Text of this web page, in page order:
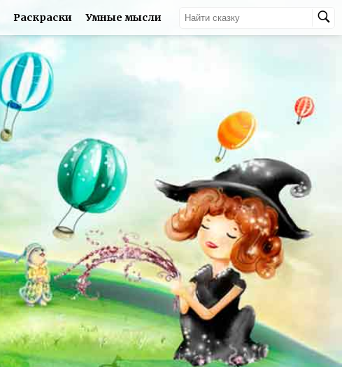
Раскраски Умные мысли